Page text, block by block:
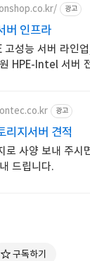
광고
버 인프라
성능 서버 라인
HPE-Intel 서버
광고
지서버 견적
로 사양 보내 주시
드립니다.
구독하기